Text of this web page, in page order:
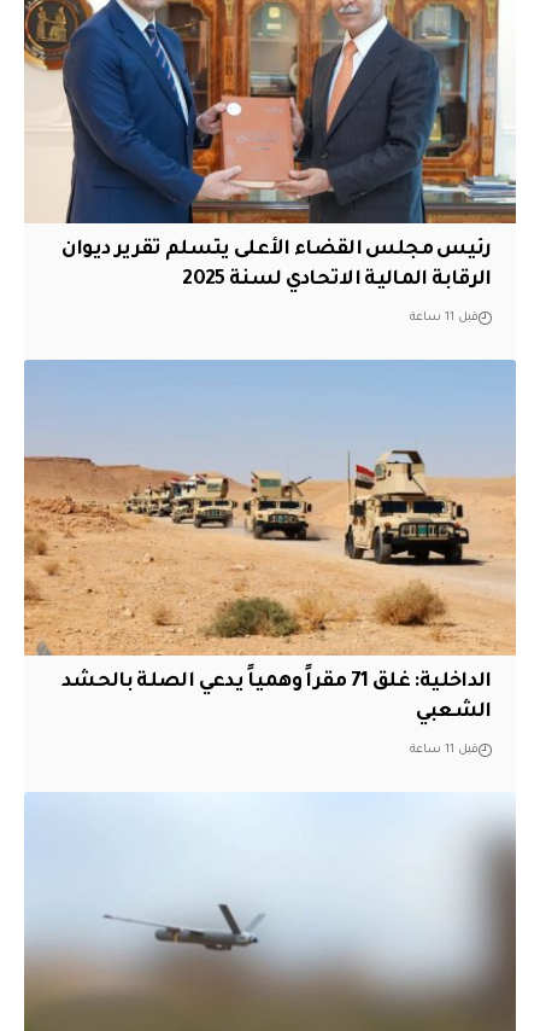
رئيس مجلس القضاء الأعلى يتسلم تقرير ديوان
الرقابة المالية الاتحادي لسنة 2025
قبل 11 ساعة
الداخلية: غلق 71 مقراً وهمياً يدعي الصلة بالحشد
الشعبي
قبل 11 ساعة